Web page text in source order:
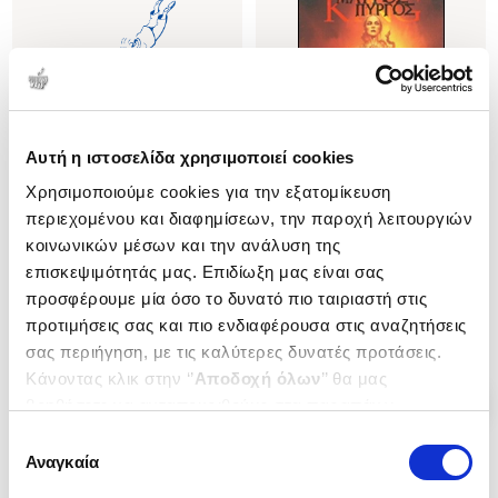
Αυτή η ιστοσελίδα χρησιμοποιεί cookies
Χρησιμοποιούμε cookies για την εξατομίκευση
περιεχομένου και διαφημίσεων, την παροχή λειτουργιών
κοινωνικών μέσων και την ανάλυση της
επισκεψιμότητάς μας. Επιδίωξη μας είναι σας
προσφέρουμε μία όσο το δυνατό πιο ταιριαστή στις
προτιμήσεις σας και πιο ενδιαφέρουσα στις αναζητήσεις
σας περιήγηση, με τις καλύτερες δυνατές προτάσεις.
Κάνοντας κλικ στην ‘’Αποδοχή όλων’’ θα μας
ενδιαφέρουν και να επιλέξετε από τα παρακάτω με την
΄΄και να ενημερωθείτε σχετικά με
συγκατάθεσης
Αναγκαία
( )
ΜΠΑΤΜΑΝ ΓΙΑ ΠΑΝΤΑ
DAVID PETER
Κωδ. Πολιτείας:2250-1280
Ο ΜΑΚΡΥΣ ΔΡΟΜΟΣ ΤΟΥ
ΓΥΡΙΣΜΟΥ
Ο ΜΑΥΡΟΣ ΠΥΡΓΟΣ
KING STEPHEN
Κωδ. Πολιτείας:2856-0354